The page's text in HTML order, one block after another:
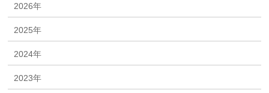
2026年
2025年
2024年
2023年